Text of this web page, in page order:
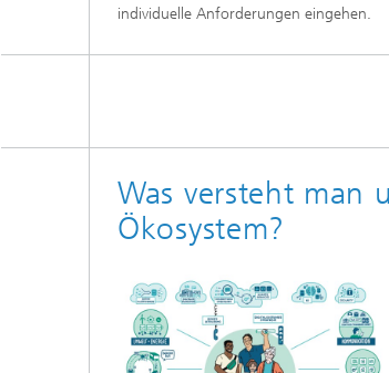
individuelle Anforderungen eingehen.
Was versteht man
Ökosystem?